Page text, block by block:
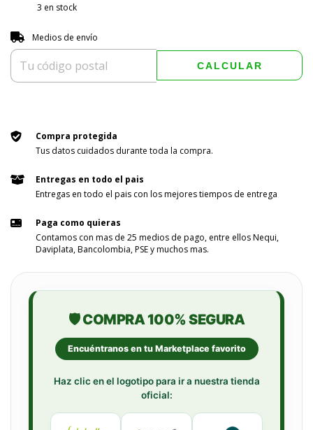
3 en stock
Entregas para el CP:
Medios de envío
CALCULAR
Compra protegida
Tus datos cuidados durante toda la compra.
Entregas en todo el pais
Entregas en todo el pais con los mejores tiempos de entrega
Paga como quieras
Contamos con mas de 25 medios de pago, entre ellos Nequi,
Daviplata, Bancolombia, PSE y muchos mas.
🛡️ COMPRA 100% SEGURA
Encuéntranos en tu Marketplace favorito
Haz clic en el logotipo para ir a nuestra tienda
oficial: